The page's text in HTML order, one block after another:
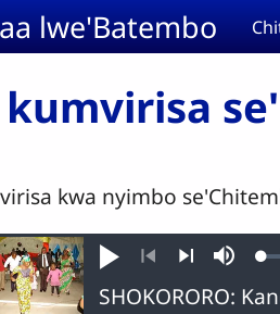
lwe'Batembo
kwa nyimbo
Jouer
PrécédentSuivant